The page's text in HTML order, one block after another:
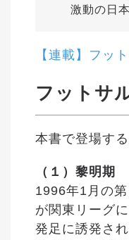
激動の日
【連載】フッ
フットサ
本書で登場す
（１）黎明期
1996年1月の
が関東リーグ
発足に誘発さ